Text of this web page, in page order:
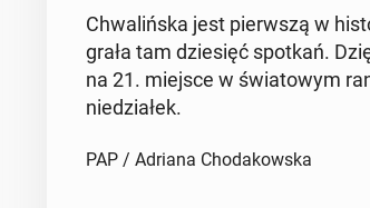
Chwa­liń­ska jest pierw­szą w
gra­ła tam dzie­sięć spotkań.
na 21. miejsce w świa­to­wym
nie­dzia­łek.
PAP / Adriana Chodakowska